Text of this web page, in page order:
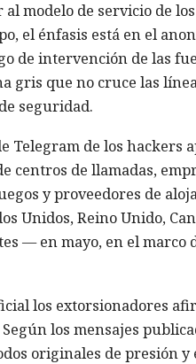
modelo de servicio de
el énfasis está en el
de intervención de las
gris que no cruce las
seguridad.
Telegram de los hackers
centros de llamadas,
y proveedores de
Unidos, Reino Unido,
— en mayo, en el
los extorsionadores
los mensajes
originales de presión